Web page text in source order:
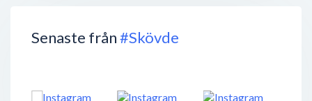
Senaste från#Skövde